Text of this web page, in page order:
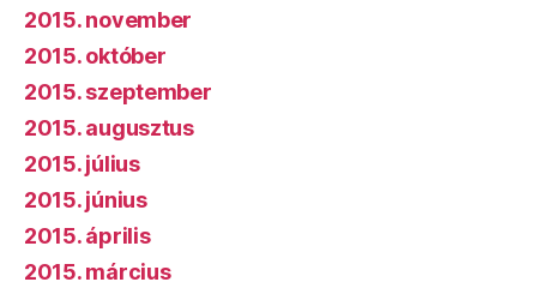
2015. november
2015. október
2015. szeptember
2015. augusztus
2015. július
2015. június
2015. április
2015. március